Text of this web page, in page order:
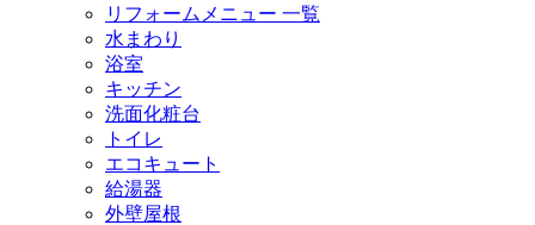
リフォームメニュー 一覧
水まわり
浴室
キッチン
洗面化粧台
トイレ
エコキュート
給湯器
外壁屋根